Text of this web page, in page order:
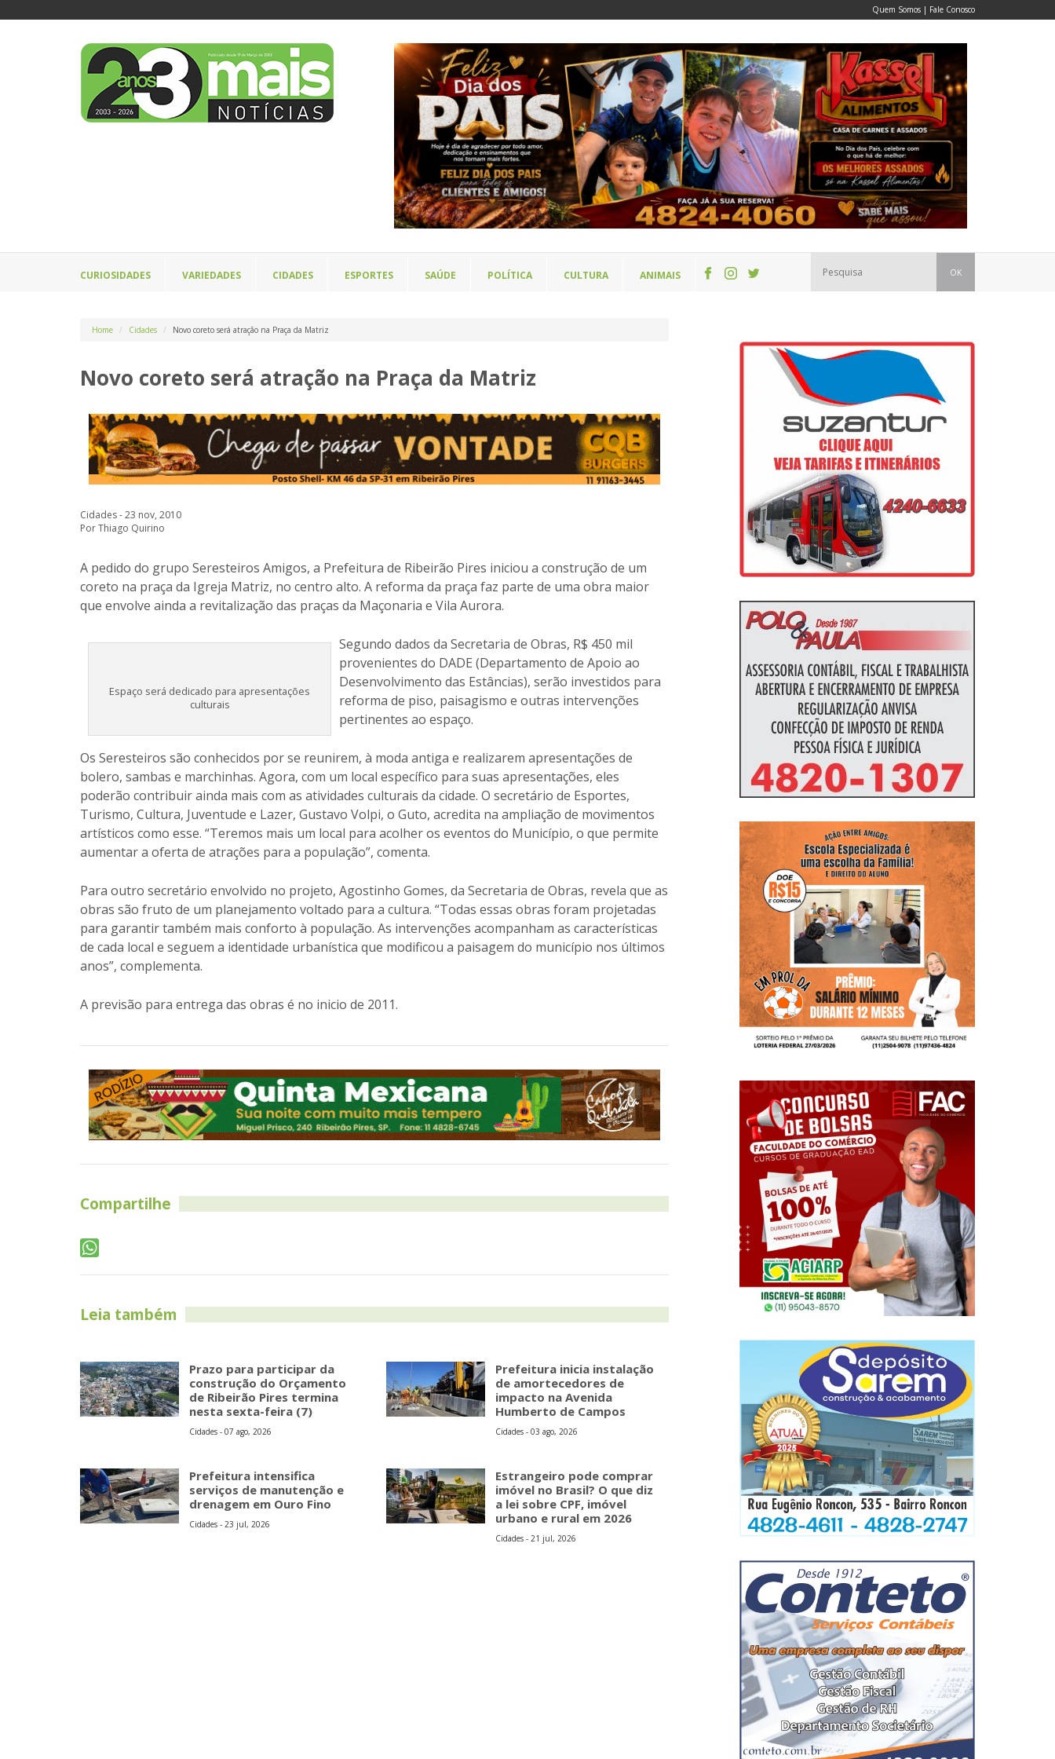
Quem Somos | Fale Conosco
CURIOSIDADES VARIEDADES CIDADES ESPORTES SAÚDE POLÍTICA CULTURA ANIMAIS OK
Home Cidades Novo coreto será atração na Praça da Matriz
Novo coreto será atração na Praça da Matriz
Cidades - 23 nov, 2010
Por Thiago Quirino
A pedido do grupo Seresteiros Amigos, a Prefeitura de Ribeirão Pires iniciou a construção de um
coreto na praça da Igreja Matriz, no centro alto. A reforma da praça faz parte de uma obra maior
que envolve ainda a revitalização das praças da Maçonaria e Vila Aurora.
Espaço será dedicado para apresentações
culturais
Segundo dados da Secretaria de Obras, R$ 450 mil
provenientes do DADE (Departamento de Apoio ao
Desenvolvimento das Estâncias), serão investidos para
reforma de piso, paisagismo e outras intervenções
pertinentes ao espaço.
Os Seresteiros são conhecidos por se reunirem, à moda antiga e realizarem apresentações de
bolero, sambas e marchinhas. Agora, com um local específico para suas apresentações, eles
poderão contribuir ainda mais com as atividades culturais da cidade. O secretário de Esportes,
Turismo, Cultura, Juventude e Lazer, Gustavo Volpi, o Guto, acredita na ampliação de movimentos
artísticos como esse. “Teremos mais um local para acolher os eventos do Município, o que permite
aumentar a oferta de atrações para a população”, comenta.
Para outro secretário envolvido no projeto, Agostinho Gomes, da Secretaria de Obras, revela que as
obras são fruto de um planejamento voltado para a cultura. “Todas essas obras foram projetadas
para garantir também mais conforto à população. As intervenções acompanham as características
de cada local e seguem a identidade urbanística que modificou a paisagem do município nos últimos
anos”, complementa.
A previsão para entrega das obras é no inicio de 2011.
Compartilhe
Leia também
Prazo para participar da
construção do Orçamento
de Ribeirão Pires termina
nesta sexta-feira (7)
Cidades - 07 ago, 2026
Prefeitura inicia instalação
de amortecedores de
impacto na Avenida
Humberto de Campos
Cidades - 03 ago, 2026
Prefeitura intensifica
serviços de manutenção e
drenagem em Ouro Fino
Cidades - 23 jul, 2026
Estrangeiro pode comprar
imóvel no Brasil? O que diz
a lei sobre CPF, imóvel
urbano e rural em 2026
Cidades - 21 jul, 2026